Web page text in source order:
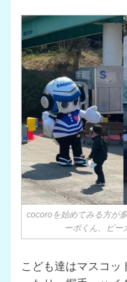
cocoroを始めてみる方が
ーポくん、ピー
こども達はマスコッ